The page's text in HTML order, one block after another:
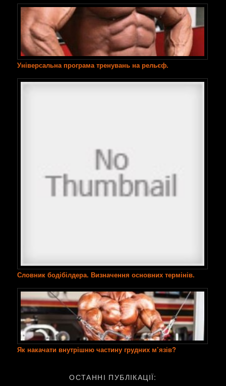
Універсальна програма тренувань на рельєф.
Словник бодібілдера. Визначення основних термінів.
Як накачати внутрішню частину грудних м’язів?
ОСТАННІ ПУБЛІКАЦІЇ: